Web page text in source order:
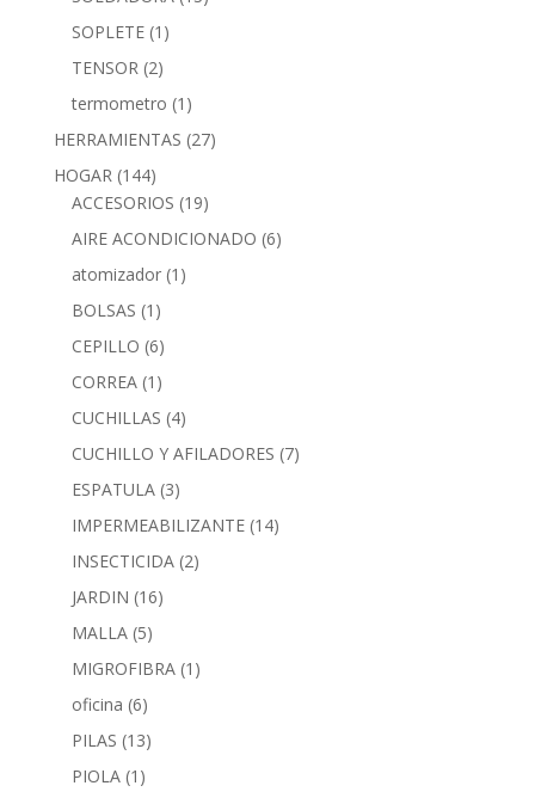
SOPLETE (1)
TENSOR (2)
termometro (1)
HERRAMIENTAS (27)
HOGAR (144)
ACCESORIOS (19)
AIRE ACONDICIONADO (6)
atomizador (1)
BOLSAS (1)
CEPILLO (6)
CORREA (1)
CUCHILLAS (4)
CUCHILLO Y AFILADORES (7)
ESPATULA (3)
IMPERMEABILIZANTE (14)
INSECTICIDA (2)
JARDIN (16)
MALLA (5)
MIGROFIBRA (1)
oficina (6)
PILAS (13)
PIOLA (1)